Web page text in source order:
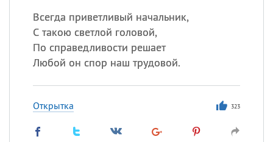
Всегда приветливый начальник,
С такою светлой головой,
По справедливости решает
Любой он спор наш трудовой.
Открытка 323